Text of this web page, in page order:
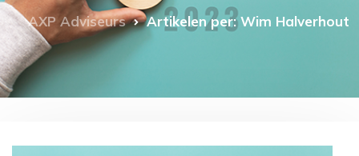
AXP Adviseurs Artikelen per: Wim Halverhout